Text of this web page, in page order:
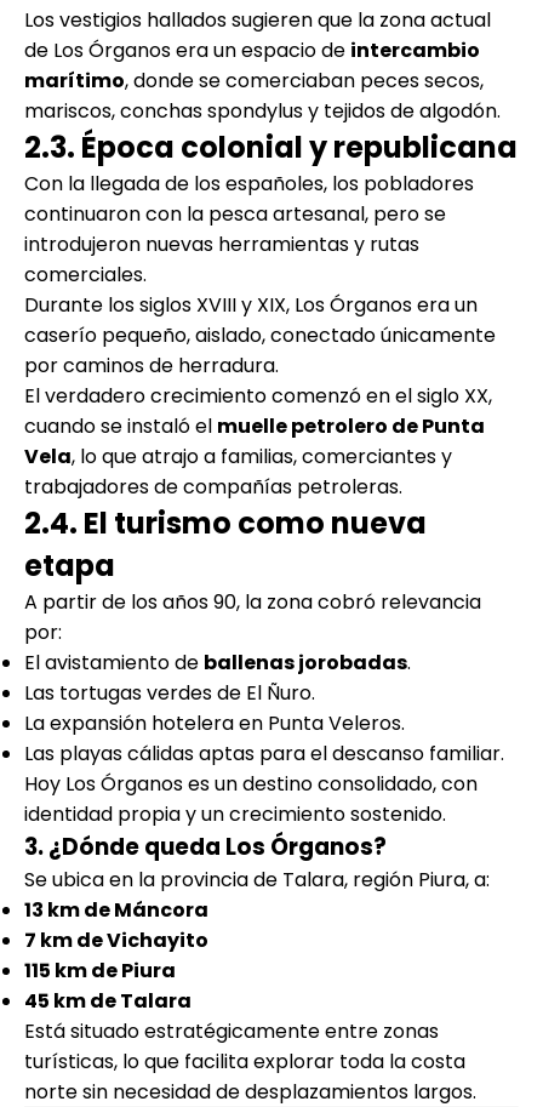
Los vestigios hallados sugieren que la zona actual
de Los Órganos era un espacio de intercambio
marítimo, donde se comerciaban peces secos,
mariscos, conchas spondylus y tejidos de algodón.
2.3. Época colonial y republicana
Con la llegada de los españoles, los pobladores
continuaron con la pesca artesanal, pero se
introdujeron nuevas herramientas y rutas
comerciales.
Durante los siglos XVIII y XIX, Los Órganos era un
caserío pequeño, aislado, conectado únicamente
por caminos de herradura.
El verdadero crecimiento comenzó en el siglo XX,
cuando se instaló el muelle petrolero de Punta
Vela, lo que atrajo a familias, comerciantes y
trabajadores de compañías petroleras.
2.4. El turismo como nueva
etapa
A partir de los años 90, la zona cobró relevancia
por:
El avistamiento de ballenas jorobadas.
Las tortugas verdes de El Ñuro.
La expansión hotelera en Punta Veleros.
Las playas cálidas aptas para el descanso familiar.
Hoy Los Órganos es un destino consolidado, con
identidad propia y un crecimiento sostenido.
3. ¿Dónde queda Los Órganos?
Se ubica en la provincia de Talara, región Piura, a:
13 km de Máncora
7 km de Vichayito
115 km de Piura
45 km de Talara
Está situado estratégicamente entre zonas
turísticas, lo que facilita explorar toda la costa
norte sin necesidad de desplazamientos largos.